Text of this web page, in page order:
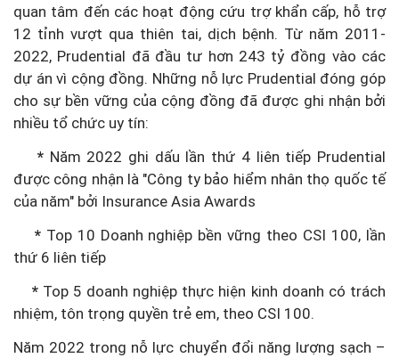
quan tâm đến các hoạt động cứu trợ khẩn cấp, hỗ trợ
12 tỉnh vượt qua thiên tai, dịch bệnh. Từ năm 2011-
2022, Prudential đã đầu tư hơn 243 tỷ đồng vào các
dự án vì cộng đồng. Những nỗ lực Prudential đóng góp
cho sự bền vững của cộng đồng đã được ghi nhận bởi
nhiều tổ chức uy tín:
*Năm 2022 ghi dấu lần thứ 4 liên tiếp Prudential
được công nhận là "Công ty bảo hiểm nhân thọ quốc tế
của năm" bởi Insurance Asia Awards
*Top 10 Doanh nghiệp bền vững theo CSI 100, lần
thứ 6 liên tiếp
*Top 5 doanh nghiệp thực hiện kinh doanh có trách
nhiệm, tôn trọng quyền trẻ em, theo CSI 100.
Năm 2022 trong nỗ lực chuyển đổi năng lượng sạch –